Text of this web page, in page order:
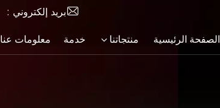
بريد إلكتروني :
الصفحة الرئيسية
منتجاتنا خدمة معلومات عنا